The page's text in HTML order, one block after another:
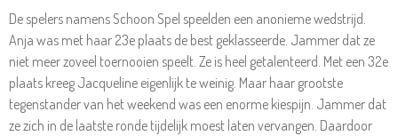
De spelers namens Schoon Spel speelden een anonieme wedstrijd.
Anja was met haar 23e plaats de best geklasseerde. Jammer dat ze
niet meer zoveel toernooien speelt. Ze is heel getalenteerd. Met een 32e
plaats kreeg Jacqueline eigenlijk te weinig. Maar haar grootste
tegenstander van het weekend was een enorme kiespijn. Jammer dat
ze zich in de laatste ronde tijdelijk moest laten vervangen. Daardoor